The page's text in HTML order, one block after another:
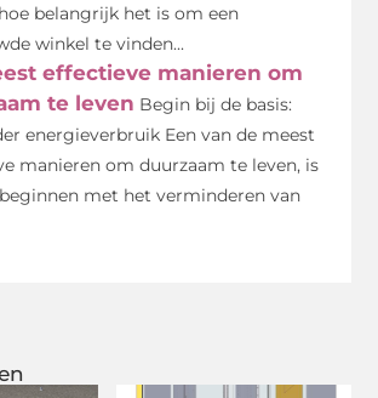
belangrijk het is om een
winkel te vinden...
effectieve manieren om
te leven Begin bij de basis:
energieverbruik Een van de meest
manieren om duurzaam te leven, is
met het verminderen van